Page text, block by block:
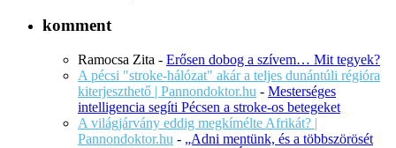
komment
Ramocsa Zita - Erősen dobog a szívem… Mit tegyek?
A pécsi "stroke-hálózat" akár a teljes dunántúli régióra
kiterjeszthető | Pannondoktor.hu - Mesterséges
intelligencia segíti Pécsen a stroke-os betegeket
A világjárvány eddig megkímélte Afrikát? |
Pannondoktor.hu - „Adni mentünk, és a többszörösét